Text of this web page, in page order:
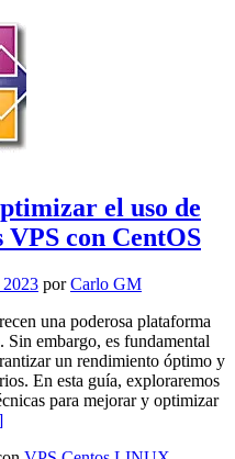
el uso de
VPS con CentOS
porCarlo GM
una poderosa plataforma
embargo, es fundamental
un rendimiento óptimo y
En esta guía, exploraremos
para mejorar y optimizar
másTips para mejorar y